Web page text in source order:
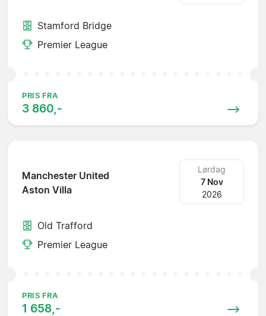
Stamford Bridge
Premier League
PRIS FRA
3 860,-
Manchester United
Aston Villa
Lørdag
7 Nov
2026
Old Trafford
Premier League
PRIS FRA
1 658,-